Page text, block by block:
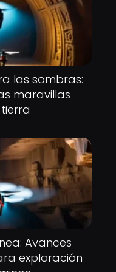
las sombras:
maravillas
Avances
exploración